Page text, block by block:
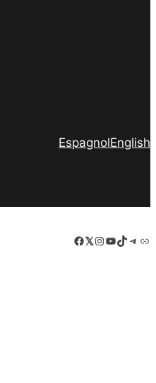
EspagnolEnglish
Facebook
LinkedIn
Instagram
YouTube
TikTok